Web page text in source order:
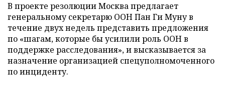
В проекте резолюции Москва предлагает
генеральному секретарю ООН Пан Ги Муну в
течение двух недель представить предложения
по «шагам, которые бы усилили роль ООН в
поддержке расследования», и высказывается за
назначение организацией спецуполномоченного
по инциденту.